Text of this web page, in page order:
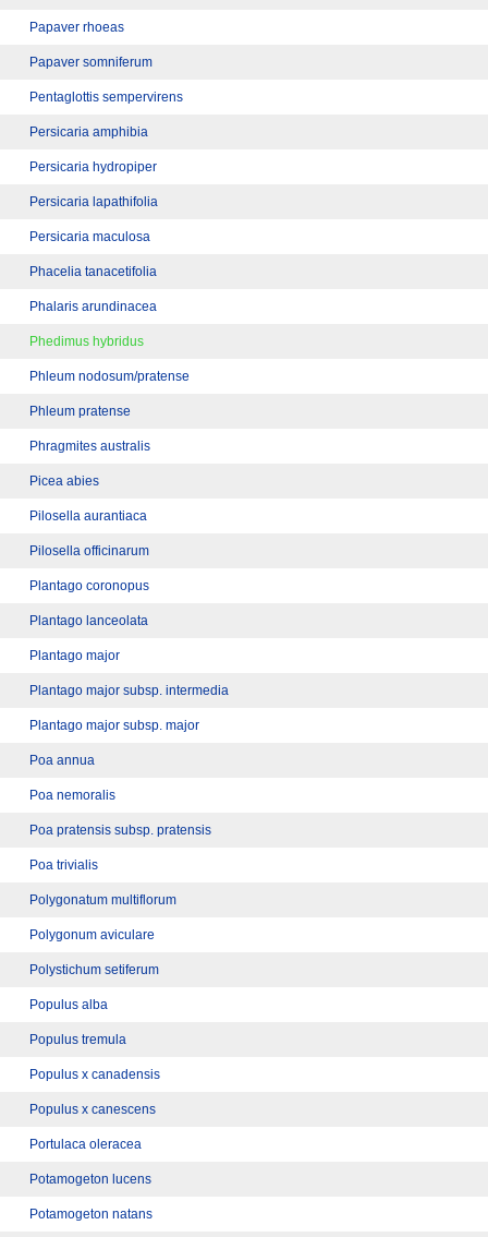
Papaver rhoeas
Papaver somniferum
Pentaglottis sempervirens
Persicaria amphibia
Persicaria hydropiper
Persicaria lapathifolia
Persicaria maculosa
Phacelia tanacetifolia
Phalaris arundinacea
Phedimus hybridus
Phleum nodosum/pratense
Phleum pratense
Phragmites australis
Picea abies
Pilosella aurantiaca
Pilosella officinarum
Plantago coronopus
Plantago lanceolata
Plantago major
Plantago major subsp. intermedia
Plantago major subsp. major
Poa annua
Poa nemoralis
Poa pratensis subsp. pratensis
Poa trivialis
Polygonatum multiflorum
Polygonum aviculare
Polystichum setiferum
Populus alba
Populus tremula
Populus x canadensis
Populus x canescens
Portulaca oleracea
Potamogeton lucens
Potamogeton natans